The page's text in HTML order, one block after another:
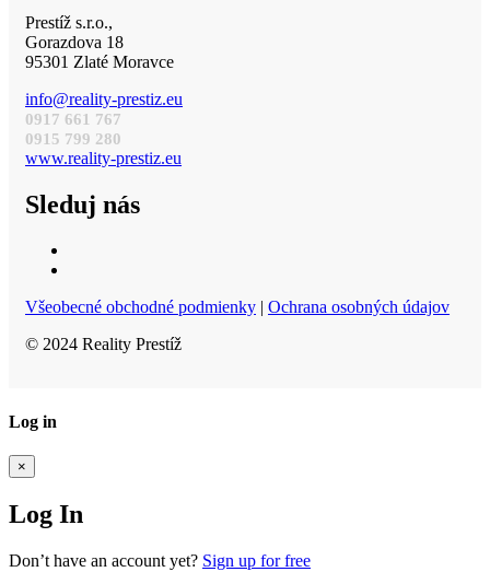
Prestíž s.r.o.,
Gorazdova 18
95301 Zlaté Moravce
info@reality-prestiz.eu
0917 661 767
0915 799 280
www.reality-prestiz.eu
Sleduj nás
Všeobecné obchodné podmienky | Ochrana osobných údajov
© 2024 Reality Prestíž
Log in
×
Log In
Don’t have an account yet? Sign up for free